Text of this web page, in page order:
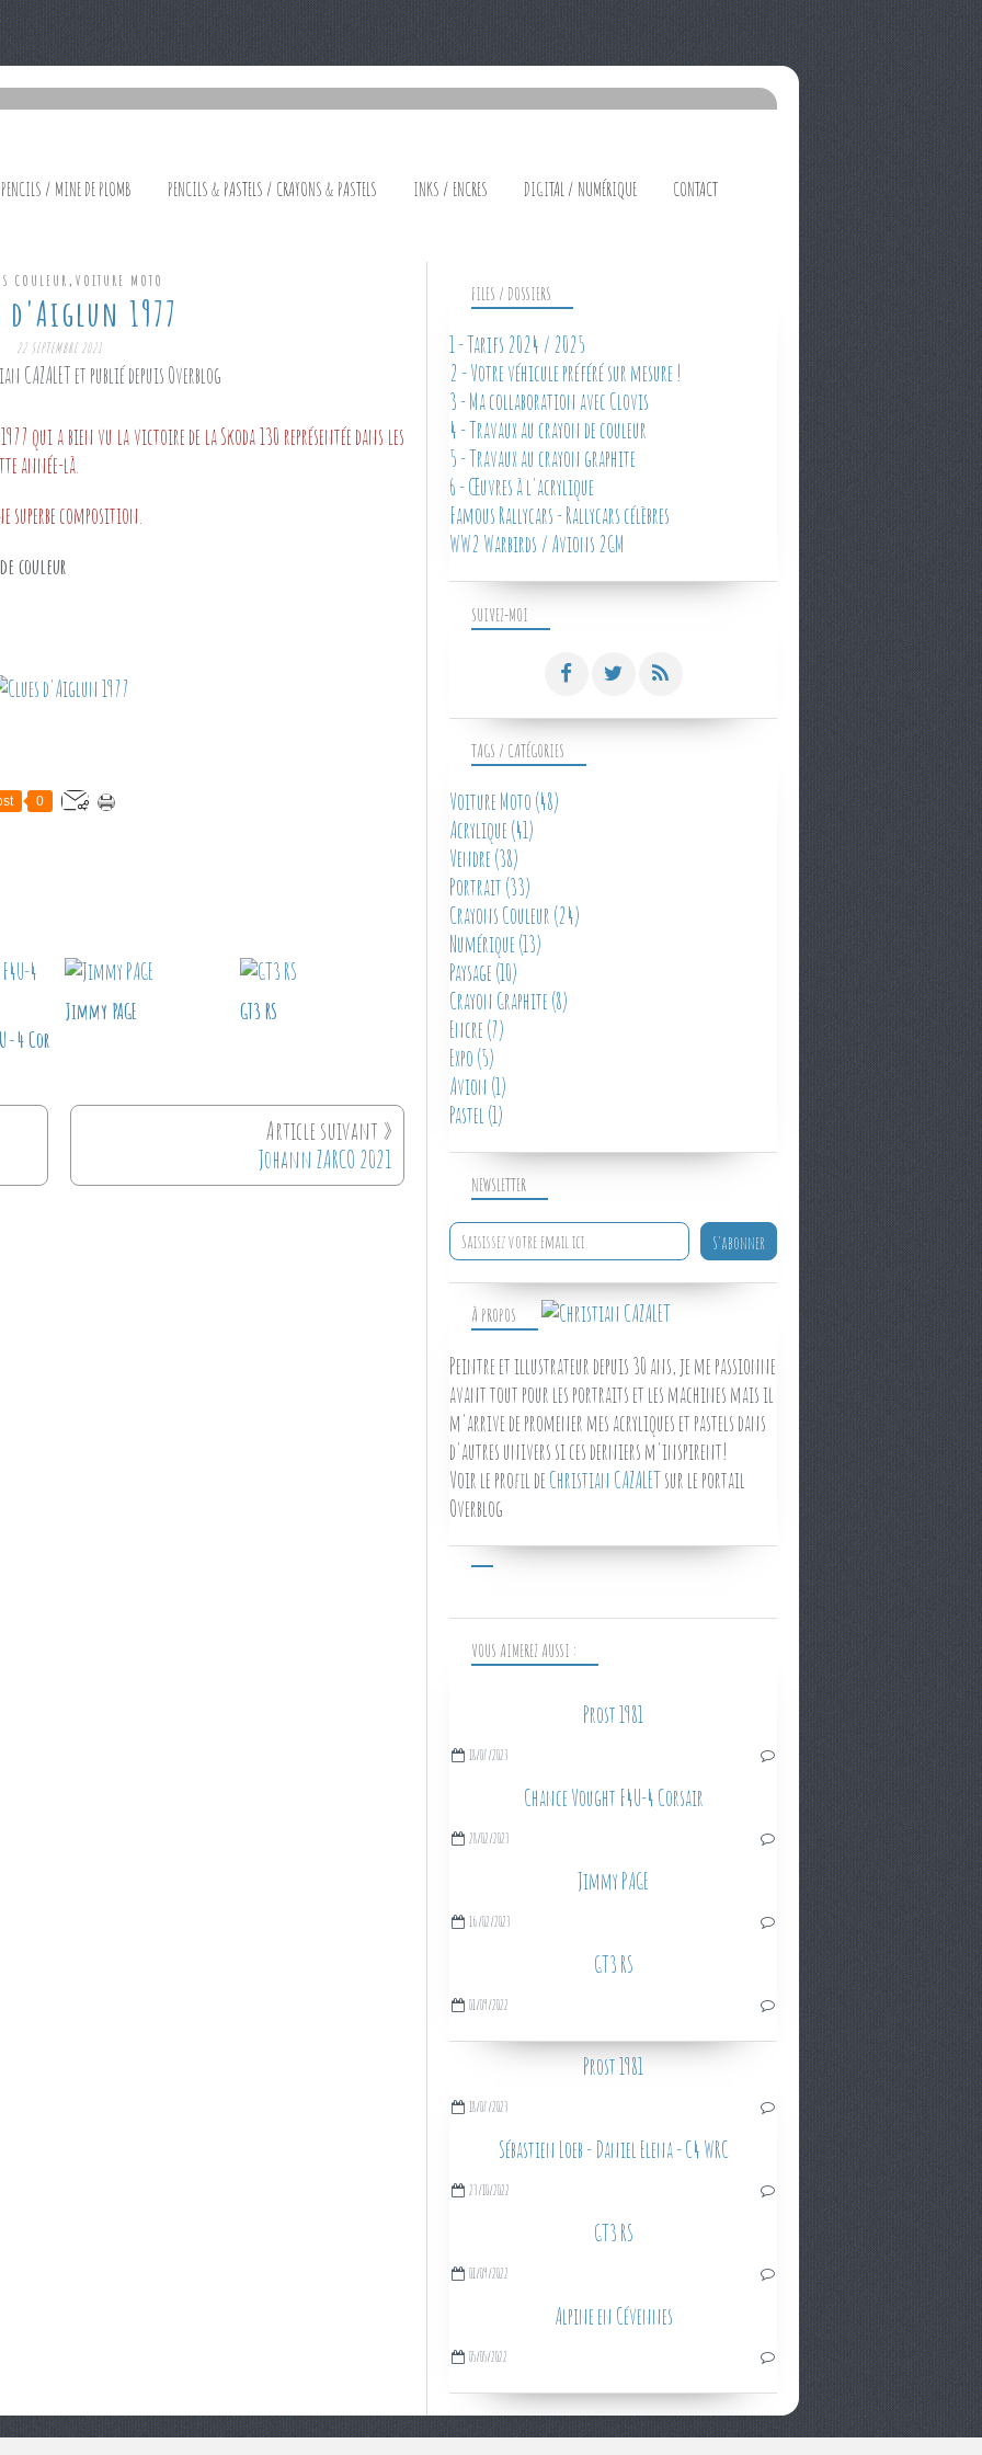
PENCILS / MINE DE PLOMB PENCILS & PASTELS / CRAYONS & PASTELS INKS / ENCRES DIGITAL / NUMÉRIQUE CONTACT
COULEUR, VOITURE MOTO
d'Aiglun 1977
22 SEPTEMBRE 2021
CAZALET et publié depuis Overblog
qui a bien vu la victoire de la Skoda 130 représentée dans les
année-là.
superbe composition.
couleur
0
4 Cor
Jimmy PAGE GT3 RS
Johann ZARCO 2021
NEWSLETTER
SUIVEZ-MOI
À PROPOS
Peintre et illustrateur depuis 30 ans, je me passionne
avant tout pour les portraits et les machines mais il
m'arrive de promener mes acryliques et pastels dans
d'autres univers si ces derniers m'inspirent!
Voir le profil de Christian CAZALET sur le portail
Overblog
VOUS AIMEREZ AUSSI :
Prost 1981
18/07/2023
Chance Vought F4U-4 Corsair
28/02/2023
Jimmy PAGE
16/02/2023
GT3 RS
01/09/2022
Prost 1981
18/07/2023
Sébastien Loeb - Daniel Elena - C4 WRC
23/10/2022
GT3 RS
01/09/2022
Alpine en Cévennes
05/05/2022
FILES / DOSSIERS
1 - Tarifs 2024 / 2025
2 - Votre véhicule préféré sur mesure !
3 - Ma collaboration avec Clovis
4 - Travaux au crayon de couleur
5 - Travaux au crayon graphite
6 - Œuvres à l'acrylique
Famous Rallycars - Rallycars célèbres
WW2 Warbirds / Avions 2GM
TAGS / CATÉGORIES
Voiture Moto (48)
Acrylique (41)
Vendre (38)
Portrait (33)
Crayons Couleur (24)
Numérique (13)
Paysage (10)
Crayon Graphite (8)
Encre (7)
Expo (5)
Avion (1)
Pastel (1)